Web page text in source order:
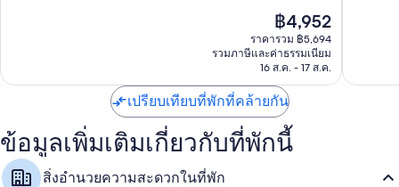
ราคา
ปัจจุบัน
คือ
฿4,952
฿4,952
ราคารวม ฿5,694
รวมภาษีและค่าธรรมเนียม
16 ส.ค. - 17 ส.ค.
350
รีวิว
เปรียบเทียบที่พักที่คล้ายกัน
ข้อมูลเพิ่มเติมเกี่ยวกับที่พักนี้
สิ่งอำนวยความสะดวกในที่พัก